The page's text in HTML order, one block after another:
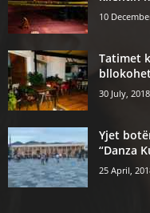
10
Tatimet
30 July, 2018
Yjet
“Danza
25 April,